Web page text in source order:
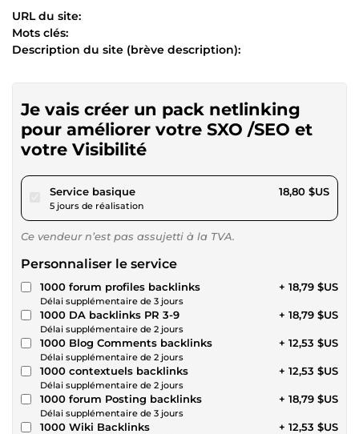
URL du site:
Mots clés:
Description du site (brève description):
Je vais créer un pack netlinking
pour améliorer votre SXO /SEO et
votre Visibilité
Service basiquepour 17,32 $US
5 jours de réalisation
18,80 $US
Ce vendeur n’est pas assujetti à la TVA.
Personnaliser le service
1000 forum profiles backlinks
Délai supplémentaire de 3 jours
+ 18,79 $US
1000 DA backlinks PR 3-9
Délai supplémentaire de 2 jours
+ 18,79 $US
1000 Blog Comments backlinks
Délai supplémentaire de 2 jours
+ 12,53 $US
1000 contextuels backlinks
Délai supplémentaire de 2 jours
+ 12,53 $US
1000 forum Posting backlinks
Délai supplémentaire de 3 jours
+ 18,79 $US
1000 Wiki Backlinks + 12,53 $US